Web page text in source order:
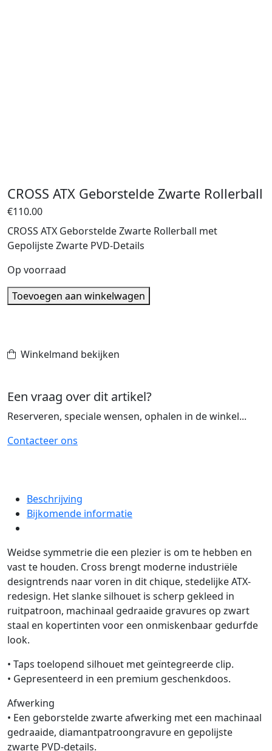
CROSS ATX Geborstelde Zwarte Rollerball
€110.00
CROSS ATX Geborstelde Zwarte Rollerball met
Gepolijste Zwarte PVD-Details
Op voorraad
CROSS
ATX
Rollerball
Toevoegen aan winkelwagen
Winkelmand bekijken
Een vraag over dit artikel?
Reserveren, speciale wensen, ophalen in de winkel...
Contacteer ons
Beschrijving
Bijkomende informatie
Weidse symmetrie die een plezier is om te hebben en
vast te houden. Cross brengt moderne industriële
designtrends naar voren in dit chique, stedelijke ATX-
redesign. Het slanke silhouet is scherp gekleed in
ruitpatroon, machinaal gedraaide gravures op zwart
staal en kopertinten voor een onmiskenbaar gedurfde
look.
• Taps toelopend silhouet met geïntegreerde clip.
• Gepresenteerd in een premium geschenkdoos.
Afwerking
• Een geborstelde zwarte afwerking met een machinaal
gedraaide, diamantpatroongravure en gepolijste
zwarte PVD-details.